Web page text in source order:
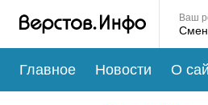
Ваш
Главное Новости О